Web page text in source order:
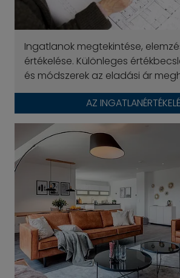
Ingatlanok megtekintése,
értékelése. Különleges
és módszerek az eladási ár
AZ